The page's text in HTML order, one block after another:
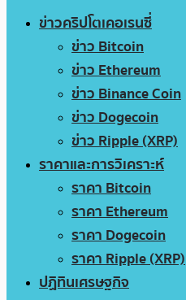
ข่าวคริปโตเคอเรนซี่
ข่าว Bitcoin
ข่าว Ethereum
ข่าว Binance Coin
ข่าว Dogecoin
ข่าว Ripple (XRP)
ราคาและการวิเคราะห์
ราคา Bitcoin
ราคา Ethereum
ราคา Dogecoin
ราคา Ripple (XRP)
ปฏิทินเศรษฐกิจ